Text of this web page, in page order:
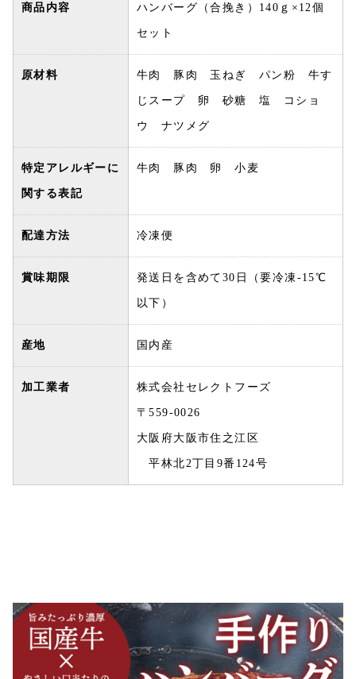
商品内容 ハンバーグ（合挽き）140ｇ×12個
セット
原材料 牛肉 豚肉 玉ねぎ パン粉 牛す
じスープ 卵 砂糖 塩 コショ
ウ ナツメグ
特定アレルギーに
関する表記
牛肉 豚肉 卵 小麦
配達方法 冷凍便
賞味期限 発送日を含めて30日（要冷凍-15℃
以下）
産地 国内産
加工業者 株式会社セレクトフーズ
〒559-0026
大阪府大阪市住之江区
平林北2丁目9番124号